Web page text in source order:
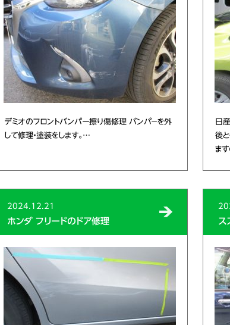
デミオのフロントバンパー擦り傷修理 バンパ－を外
して修理・塗装をします。…
日
後
ま
2024.12.21
ホンダ フリードのドア修理 ス